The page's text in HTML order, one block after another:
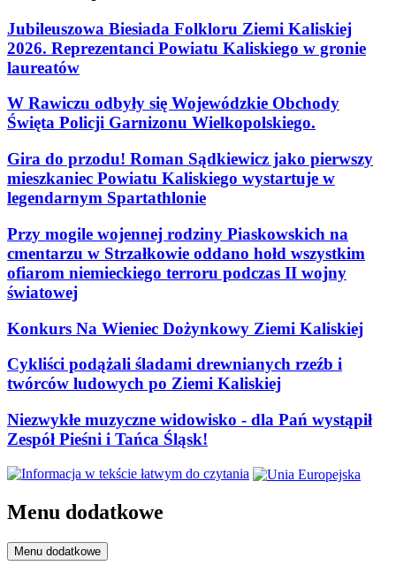
Jubileuszowa Biesiada Folkloru Ziemi Kaliskiej
2026. Reprezentanci Powiatu Kaliskiego w gronie
laureatów
W Rawiczu odbyły się Wojewódzkie Obchody
Święta Policji Garnizonu Wielkopolskiego.
Gira do przodu! Roman Sądkiewicz jako pierwszy
mieszkaniec Powiatu Kaliskiego wystartuje w
legendarnym Spartathlonie
Przy mogile wojennej rodziny Piaskowskich na
cmentarzu w Strzałkowie oddano hołd wszystkim
ofiarom niemieckiego terroru podczas II wojny
światowej
Konkurs Na Wieniec Dożynkowy Ziemi Kaliskiej
Cykliści podążali śladami drewnianych rzeźb i
twórców ludowych po Ziemi Kaliskiej
Niezwykłe muzyczne widowisko - dla Pań wystąpił
Zespół Pieśni i Tańca Śląsk!
Menu dodatkowe
Menu dodatkowe